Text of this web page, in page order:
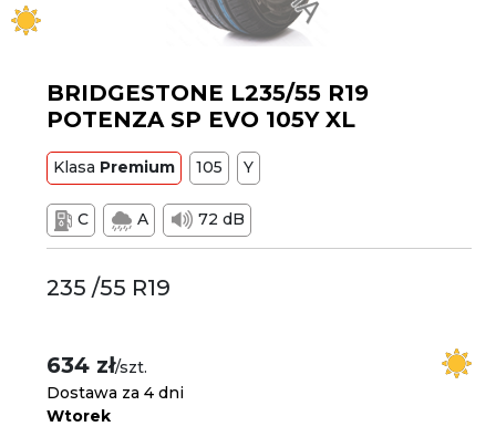
BRIDGESTONE L235/55 R19
POTENZA SP EVO 105Y XL
Klasa Premium 105 Y
C A 72 dB
235 /55 R19
634 zł/szt.
Dostawa za 4 dni
Wtorek